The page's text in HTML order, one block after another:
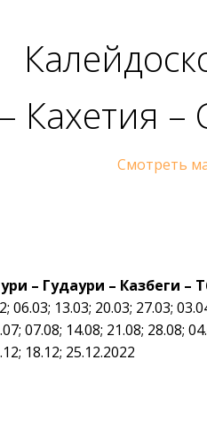
Кахетия –
Казбеги
Cмотреть
– Гудаури – Казбеги –
06.03; 13.03; 20.03; 27.03;
07.08; 14.08; 21.08; 28.08;
18.12; 25.12.2022